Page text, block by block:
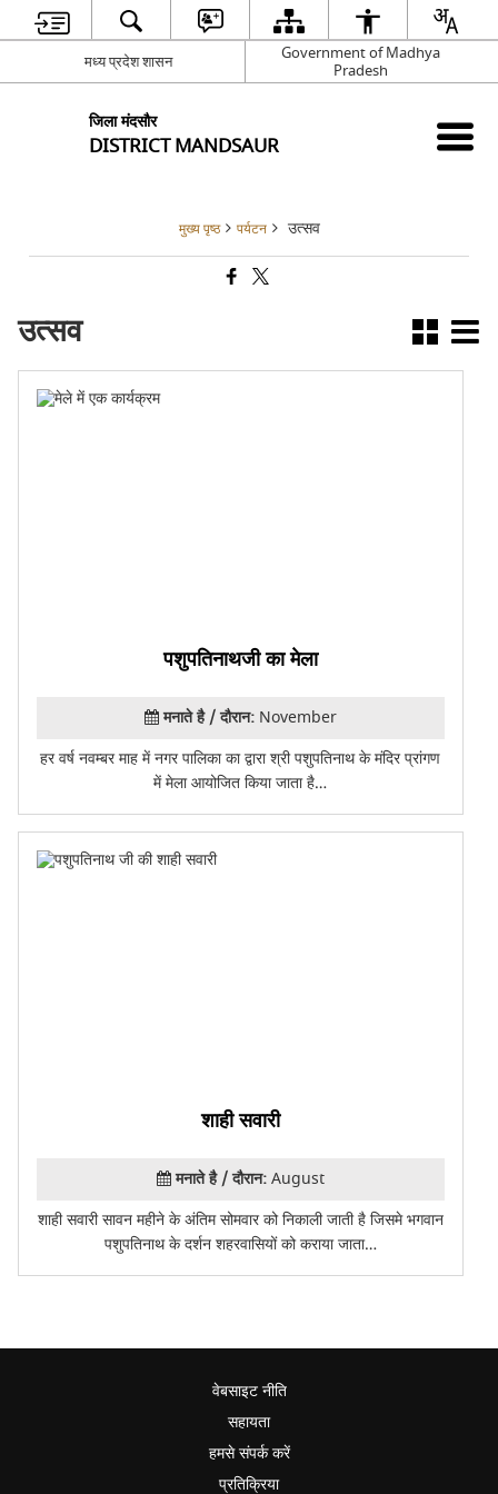
मध्य प्रदेश शासन
Government of Madhya
Pradesh
जिला मंदसौर
DISTRICT MANDSAUR
मुख्य पृष्ठ पर्यटन उत्सव
उत्सव
पशुपतिनाथजी का मेला
मनाते है / दौरान:November
हर वर्ष नवम्बर माह में नगर पालिका का द्वारा श्री पशुपतिनाथ के मंदिर प्रांगण
में मेला आयोजित किया जाता है…
शाही सवारी
मनाते है / दौरान:August
शाही सवारी सावन महीने के अंतिम सोमवार को निकाली जाती है जिसमे भगवान
पशुपतिनाथ के दर्शन शहरवासियों को कराया जाता…
वेबसाइट नीति
सहायता
हमसे संपर्क करें
प्रतिक्रिया